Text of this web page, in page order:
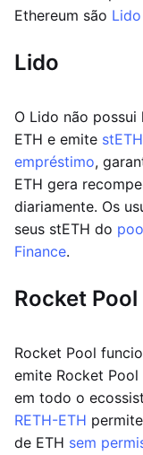
Ethereum são Lido
Lido
O Lido não
ETH e emite stETH
empréstimo,
ETH gera
diariamente. Os
seus stETH do
Finance.
Rocket Pool
Rocket Pool
emite Rocket Pool
em todo o
RETH-ETH
de ETH sem